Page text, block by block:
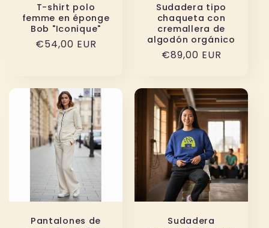
T-shirt polo
femme en éponge
Bob "Iconique"
Precio
€54,00 EUR
Sudadera tipo
chaqueta con
cremallera de
algodón orgánico
Precio
€89,00 EUR
Pantalones de
Sudadera